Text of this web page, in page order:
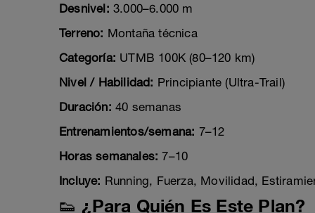
Desnivel: 3.000–6.000 m
Terreno: Montaña técnica
Categoría: UTMB 100K (80–120 km)
Nivel / Habilidad: Principiante (Ultra-Trail)
Duración: 40 semanas
Entrenamientos/semana: 7–12
Horas semanales: 7–10
Incluye: Running, Fuerza, Movilidad,
👟 ¿Para Quién Es Este Plan?